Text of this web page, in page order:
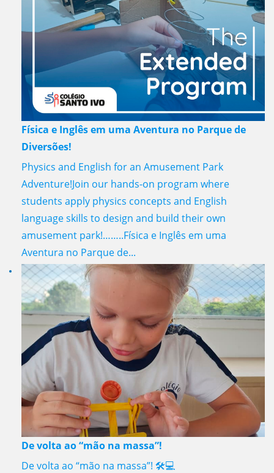
Física e Inglês em uma Aventura no Parque de
Diversões!
Physics and English for an Amusement Park
Adventure!Join our hands-on program where
students apply physics concepts and English
language skills to design and build their own
amusement park!……..Física e Inglês em uma
Aventura no Parque de...
De volta ao “mão na massa”!
De volta ao “mão na massa”! 🛠️💻